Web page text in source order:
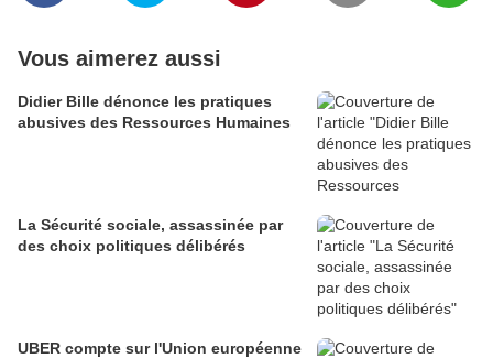
Vous aimerez aussi
Didier Bille dénonce les pratiques
abusives des Ressources Humaines
La Sécurité sociale, assassinée par
des choix politiques délibérés
UBER compte sur l'Union européenne